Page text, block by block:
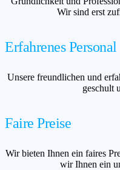
Wir sind erst
Erfahrenes Personal
Unsere freundlichen und
geschult
Faire Preise
Wir bieten Ihnen ein faires
wir Ihnen ein